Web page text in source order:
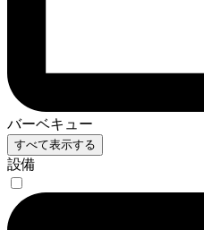
バーベキュー
すべて表示する
設備